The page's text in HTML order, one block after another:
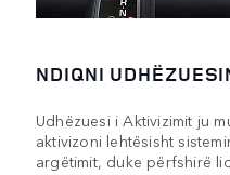
NDIQNI
Udhëzuesi i Aktivizimit ju
aktivizoni lehtësisht
argëtimit, duke përfshirë